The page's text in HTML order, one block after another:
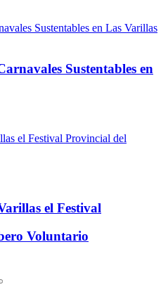
Sustentables en
el Festival
Voluntario